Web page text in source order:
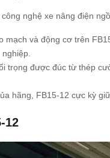
nghệ xe nâng điện
mạch và động cơ trên
trọng được đúc từ thép
hãng, FB15-12 cực kỳ
12